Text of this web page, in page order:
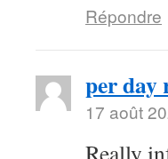
Répondre
per day
17 août
Really